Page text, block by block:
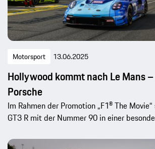
Motorsport 13.06.2025
Hollywood kommt nach Le Mans
Porsche
Im Rahmen der Promotion „F1® The
GT3 R mit der Nummer 90 in einer